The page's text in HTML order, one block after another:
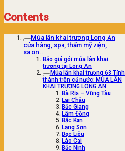
Contents
Múa lân khai trương Long An
cửa hàng, spa, thẩm mỹ viện,
salon..
Báo giá gói múa lân khai
trương tại Long An
Múa lân khai trương 63 Tỉnh
thành trên cả nước: MÚA LÂN
KHAI TRƯƠNG LONG AN
Bà Rịa – Vũng Tàu
Lai Châu
Bắc Giang
Lâm Đồng
Bắc Kạn
Lạng Sơn
Bạc Liêu
Lào Cai
Bắc Ninh